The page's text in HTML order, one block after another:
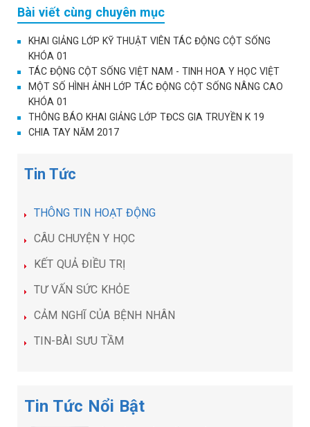
Tin Tức
THÔNG TIN HOẠT ĐỘNG
CÂU CHUYỆN Y HỌC
KẾT QUẢ ĐIỀU TRỊ
TƯ VẤN SỨC KHỎE
CẢM NGHĨ CỦA BỆNH NHÂN
TIN-BÀI SƯU TẦM
Tin Tức Nổi Bật
Bài viết cùng chuyên mục
KHAI GIẢNG LỚP KỸ THUẬT VIÊN TÁC ĐỘNG CỘT SỐNG
KHÓA 01
TÁC ĐỘNG CỘT SỐNG VIỆT NAM - TINH HOA Y HỌC VIỆT
MỘT SỐ HÌNH ẢNH LỚP TÁC ĐỘNG CỘT SỐNG NÂNG CAO
KHÓA 01
THÔNG BÁO KHAI GIẢNG LỚP TĐCS GIA TRUYỀN K 19
CHIA TAY NĂM 2017